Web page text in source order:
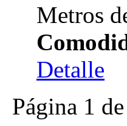
Metros
Detalle
Página 1